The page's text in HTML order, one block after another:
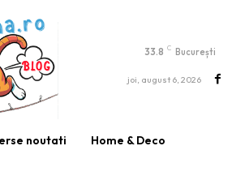
33.8 C București
joi, august 6, 2026
noutati Home & Deco